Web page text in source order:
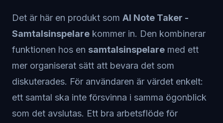
Det är här en produkt som AI Note Taker -
Samtalsinspelare kommer in. Den kombinerar
funktionen hos en samtalsinspelare med ett
mer organiserat sätt att bevara det som
diskuterades. För användaren är värdet enkelt:
ett samtal ska inte försvinna i samma ögonblick
som det avslutas. Ett bra arbetsflöde för